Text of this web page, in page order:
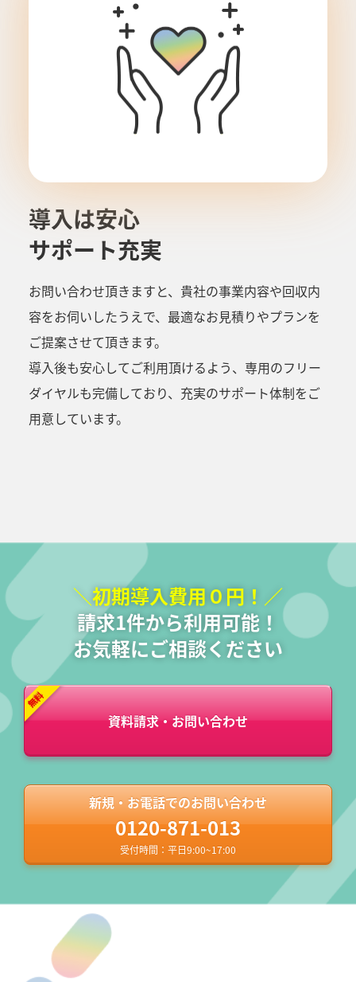
導入は安心
サポート充実
お問い合わせ頂きますと、貴社の事業内容や回収内
容をお伺いしたうえで、最適なお見積りやプランを
ご提案させて頂きます。
導入後も安心してご利用頂けるよう、専用のフリー
ダイヤルも完備しており、充実のサポート体制をご
用意しています。
＼初期導入費用０円！／
請求1件から利用可能！
お気軽にご相談ください
資料請求・お問い合わせ
新規・お電話でのお問い合わせ
0120-871-013
受付時間：平日9:00~17:00